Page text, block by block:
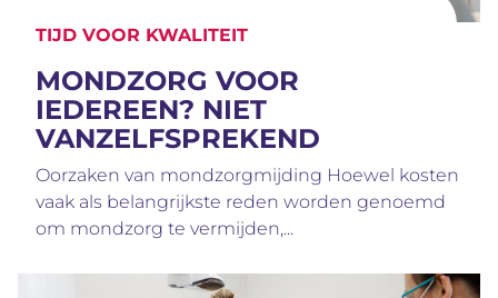
MONDZORG VOOR
IEDEREEN? NIET
VANZELFSPREKEND
TIJD VOOR KWALITEIT
Oorzaken van mondzorgmijding Hoewel kosten
vaak als belangrijkste reden worden genoemd
om mondzorg te vermijden,...